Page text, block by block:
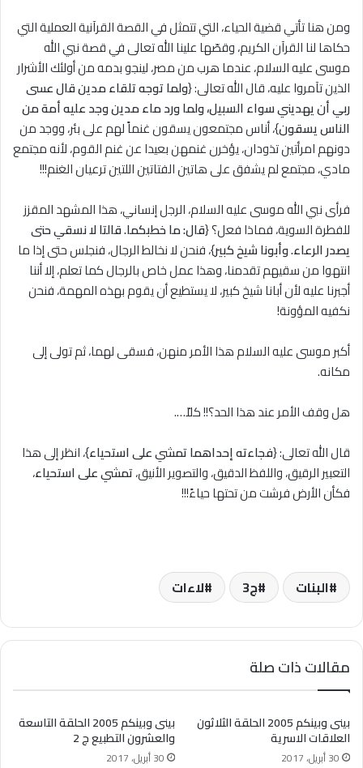
ومن هنا تأتي قضية الحياء، التي تتمثل في القصة القرآنية العملية التي
حكاها لنا القرآن الكريم، وقصّها علينا الله تعالى في قصة نبي الله
موسى عليه السلام، عندما هرب من مصر، لينجو بدمه من أولئك الأشرار
الذين تآمروا عليه، قال الله تعالى: {ولما توجه تلقاء مدين قال عسى
ربي أن يهديني سواء السبيل، ولما ورد ماء مدين وجد عليه أمة من
الناس يسقون}، أناس مجتمعون يسقون غنماً لهم على بئر، ووجد من
دونهم امرأتين تذودان، يؤخرن غنمهن بعيدا عن غنم القوم، لأنه مجتمع
مادي، مجتمع لم يشفق على هاتين الفتاتين اللتين ترعيان الغنم!!!
فرأى نبي الله موسى عليه السلام، الرجل إنساني، هذا المشهد المقزز
للفطرة السوية، فماذا فعل؟ {قال: ما خطبكما. قالتا ﻻ نسقي حتى
يصدر الرعاء. وأبونا شيخ كبير}، فنحن لا نخالط الرجال، فنجلس حتى إذا ما
انتهوا من سقيهم تقدمنا، وهذا عمل خاص بالرجال كما تعلم، إلا أننا
أجبرنا عليه لأن أبانا شيخ كبير، لا يستطيع أن يقوم بهذه المهمة، فنحن
نكفيه المؤونة!
أكبر موسى عليه السلام هذا الأمر منهن، فسقى لهما، ثم تولى إلى
مكانه.
هل وقف الأمر عند هذا الحد؟!! كلاّ….
قال الله تعالى: {فجاءته إحداهما تمشي على استحياء}، انظر إلى هذا
التعبير الرقيق، واللفظ الدقيق، والتصوير الأنيق،تمشي على استحياء،
فكأن الأرض فرشت من تحتها حياءً!!!
البنات ج3 لاءات
مقالات ذات صلة
بينى وبينكم 2005 الحلقة الثلاثون
العلاقات الاسرية
30 أبريل، 2017
بينى وبينكم 2005 الحلقة التاسعة
والعشرون التطبيع ج 2
30 أبريل، 2017